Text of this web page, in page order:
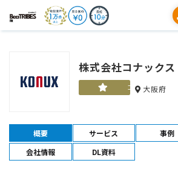
株式会社コナックス
ゴールド大阪府
概要 サービス 事例
会社情報
DL資料